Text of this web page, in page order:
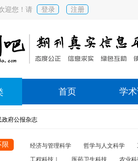
迎您！请 登录 注册
首页 学
政府公报杂志
限 经济与管理科学 哲学与人文科学
工程科技｜
医药卫生科技 农业